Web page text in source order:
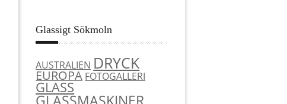
Glassigt Sökmoln
AUSTRALIEN DRYCK
EUROPA FOTOGALLERI
GLASS